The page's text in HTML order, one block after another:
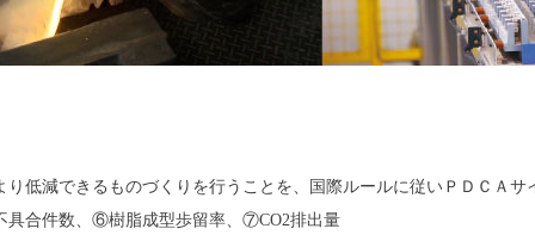
低減できるものづくりを行うことを、国際ルールに従いＰＤＣＡ
合件数、⑥樹脂成型歩留率、⑦CO2排出量